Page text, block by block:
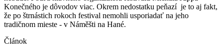
Konečného je dôvodov viac. Okrem nedostatku peňazí je to aj fakt,
že po štrnástich rokoch festival nemohli usporiadať na jeho
tradičnom mieste - v Náměšti na Hané.
Článok